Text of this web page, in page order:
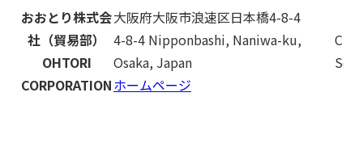
おおとり株式会
社（貿易部）
OHTORI
CORPORATION
大阪府大阪市浪速区日本橋4-8-4
4-8-4 Nipponbashi, Naniwa-ku,
Osaka, Japan
ホームページ